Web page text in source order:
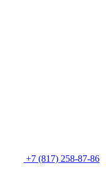
+7 (817) 258-87-86